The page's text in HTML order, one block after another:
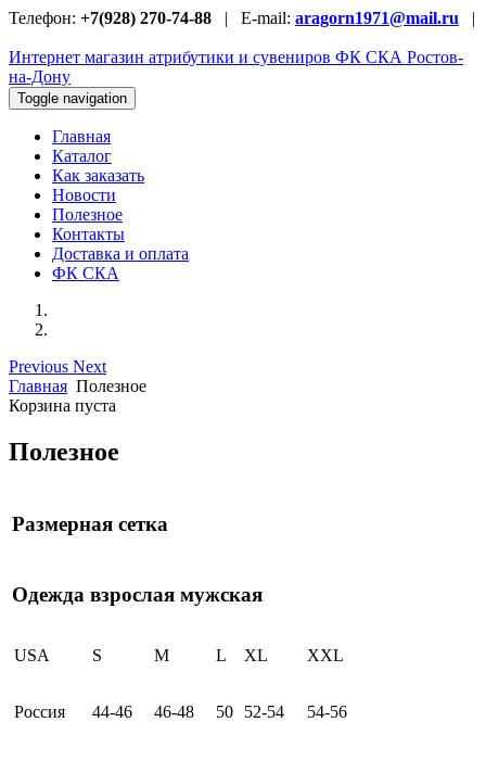
Телефон: +7(928) 270-74-88 | E-mail: aragorn1971@mail.ru |
Интернет магазин атрибутики и сувениров ФК СКА Ростов-
на-Дону
Toggle navigation
Главная
Каталог
Как заказать
Новости
Полезное
Контакты
Доставка и оплата
ФК СКА
Previous Next
Главная Полезное
Корзина пуста
Полезное
Размерная сетка
Одежда взрослая мужская
USA S M L XL XXL
Россия 44-46 46-48 50 52-54 54-56